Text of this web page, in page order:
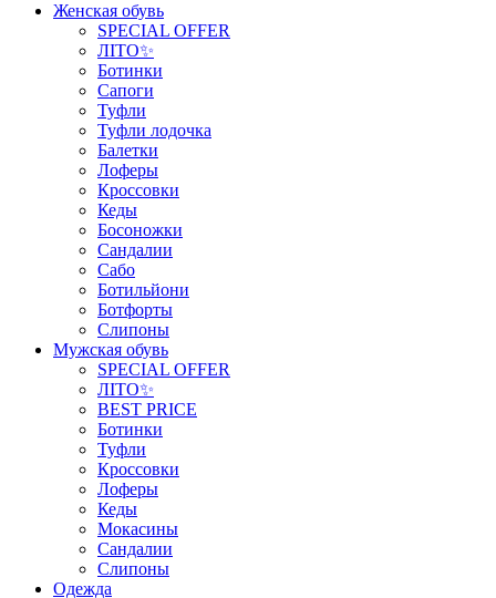
Женская обувь
SPECIAL OFFER
ЛІТО✨
Ботинки
Сапоги
Туфли
Туфли лодочка
Балетки
Лоферы
Кроссовки
Кеды
Босоножки
Сандалии
Сабо
Ботильйони
Ботфорты
Слипоны
Мужская обувь
SPECIAL OFFER
ЛІТО✨
BEST PRICE
Ботинки
Туфли
Кроссовки
Лоферы
Кеды
Мокасины
Сандалии
Слипоны
Одежда